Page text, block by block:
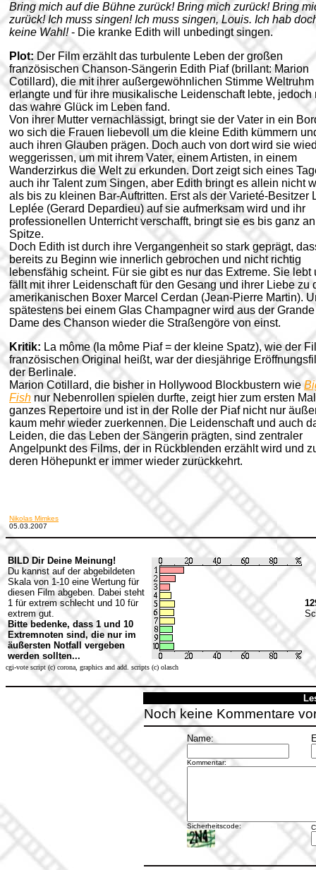
Bring mich auf die Bühne zurück! Bring mich zurück! Bring
zurück! Ich muss singen! Ich muss singen, Louis. Ich hab
keine Wahl!- Die kranke Edith will unbedingt singen.
Plot: Der Film erzählt das turbulente Leben der großen
französischen Chanson-Sängerin Edith Piaf (brillant: Marion
Cotillard), die mit ihrer außergewöhnlichen Stimme Weltruhm
erlangte und für ihre musikalische Leidenschaft lebte, jedoch
das wahre Glück im Leben fand.
Von ihrer Mutter vernachlässigt, bringt sie der Vater in ein
wo sich die Frauen liebevoll um die kleine Edith kümmern
auch ihren Glauben prägen. Doch auch von dort wird sie
weggerissen, um mit ihrem Vater, einem Artisten, in einem
Wanderzirkus die Welt zu erkunden. Dort zeigt sich eines
auch ihr Talent zum Singen, aber Edith bringt es allein nicht
als bis zu kleinen Bar-Auftritten. Erst als der Varieté-Besitzer
Leplée (Gerard Depardieu) auf sie aufmerksam wird und ihr
professionellen Unterricht verschafft, bringt sie es bis ganz
Spitze.
Doch Edith ist durch ihre Vergangenheit so stark geprägt,
bereits zu Beginn wie innerlich gebrochen und nicht richtig
lebensfähig scheint. Für sie gibt es nur das Extreme. Sie lebt
fällt mit ihrer Leidenschaft für den Gesang und ihrer Liebe zu
amerikanischen Boxer Marcel Cerdan (Jean-Pierre Martin).
spätestens bei einem Glas Champagner wird aus der Grande
Dame des Chanson wieder die Straßengöre von einst.
Kritik: La môme (la môme Piaf = der kleine Spatz), wie der
französischen Original heißt, war der diesjährige
der Berlinale.
Marion Cotillard, die bisher in Hollywood Blockbustern wie
Fish nur Nebenrollen spielen durfte, zeigt hier zum ersten
ganzes Repertoire und ist in der Rolle der Piaf nicht nur
kaum mehr wieder zuerkennen. Die Leidenschaft und auch
Leiden, die das Leben der Sängerin prägten, sind zentraler
Angelpunkt des Films, der in Rückblenden erzählt wird und
deren Höhepunkt er immer wieder zurückkehrt.
Nikolas Mimkes
05.03.2007
BILD Dir Deine Meinung!
Du kannst auf der abgebildeten
Skala von 1-10 eine Wertung für
diesen Film abgeben. Dabei steht
1 für extrem schlecht und 10 für
extrem gut.
Bitte bedenke, dass 1 und 10
Extremnoten sind, die nur im
äußersten Notfall vergeben
werden sollten...
cgi-vote script (c) corona, graphics and add. scripts (c) olasch
Noch keine Kommentare
Name:
Kommentar:
Sicherheitscode: